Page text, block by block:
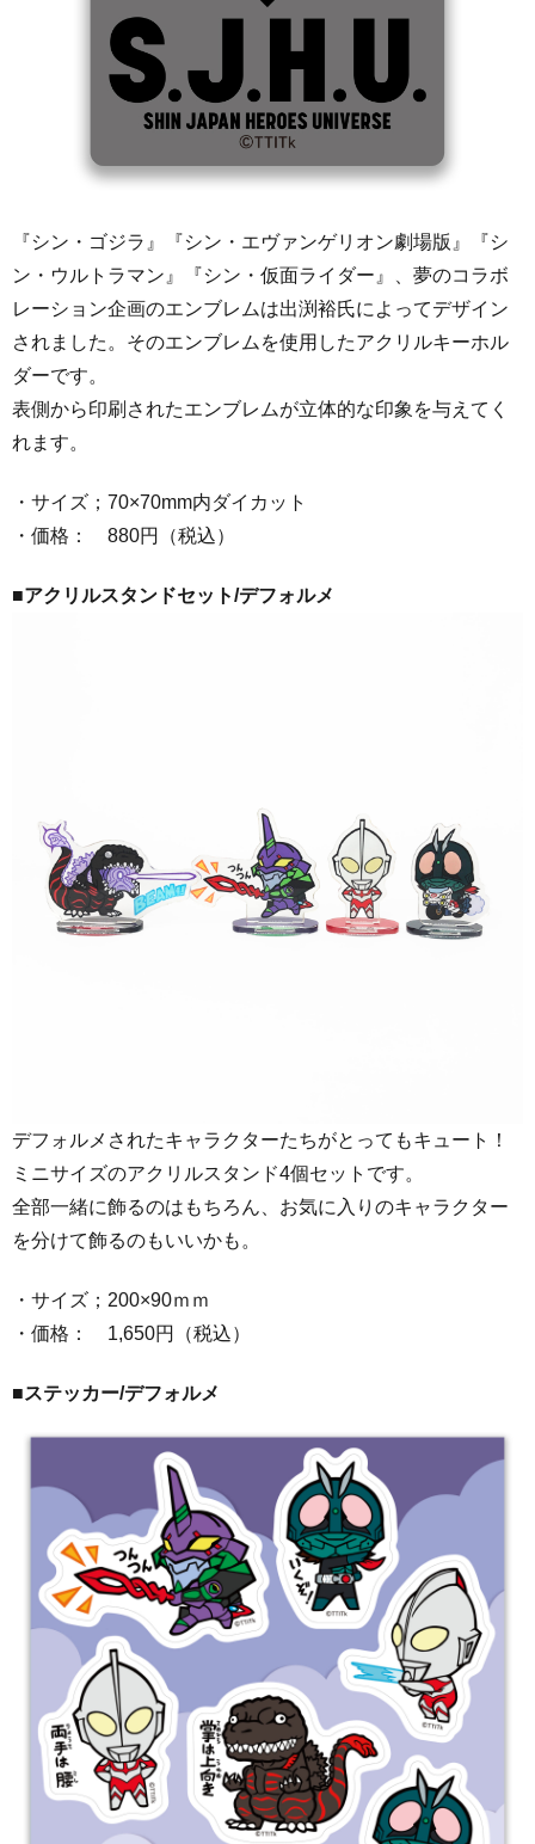
『シン・ゴジラ』『シン・エヴァンゲリオン劇場版』『シ
ン・ウルトラマン』『シン・仮面ライダー』、夢のコラボ
レーション企画のエンブレムは出渕裕氏によってデザイン
されました。そのエンブレムを使用したアクリルキーホル
ダーです。
表側から印刷されたエンブレムが立体的な印象を与えてく
れます。
・サイズ；70×70mm内ダイカット
・価格： 880円（税込）
■アクリルスタンドセット/デフォルメ
デフォルメされたキャラクターたちがとってもキュート！
ミニサイズのアクリルスタンド4個セットです。
全部一緒に飾るのはもちろん、お気に入りのキャラクター
を分けて飾るのもいいかも。
・サイズ；200×90ｍｍ
・価格： 1,650円（税込）
■ステッカー/デフォルメ